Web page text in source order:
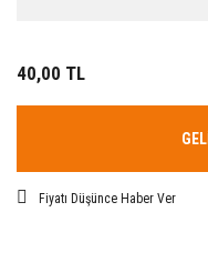
40,00 TL
Fiyatı Düşünce Haber Ver